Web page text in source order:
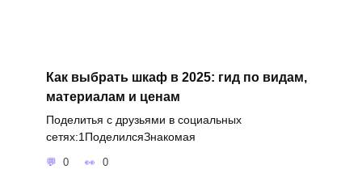
Как выбрать шкаф в 2025: гид по видам,
материалам и ценам
Поделитья с друзьями в социальных
сетях:1ПоделилсяЗнакомая
0 0